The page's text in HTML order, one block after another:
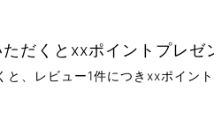
だくとxxポイントプレゼ
と、レビュー1件につきxxポイン